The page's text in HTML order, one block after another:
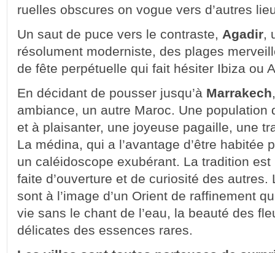
ruelles obscures on vogue vers d’autres
Un saut de puce vers le contraste, Agadir,
résolument moderniste, des plages
de fête perpétuelle qui fait hésiter Ibiza ou
En décidant de pousser jusqu’à Marrakech
ambiance, un autre Maroc. Une population
et à plaisanter, une joyeuse pagaille, une
La médina, qui a l’avantage d’être habitée
un caléidoscope exubérant. La tradition
faite d’ouverture et de curiosité des
sont à l’image d’un Orient de raffinement
vie sans le chant de l’eau, la beauté des
délicates des essences rares.